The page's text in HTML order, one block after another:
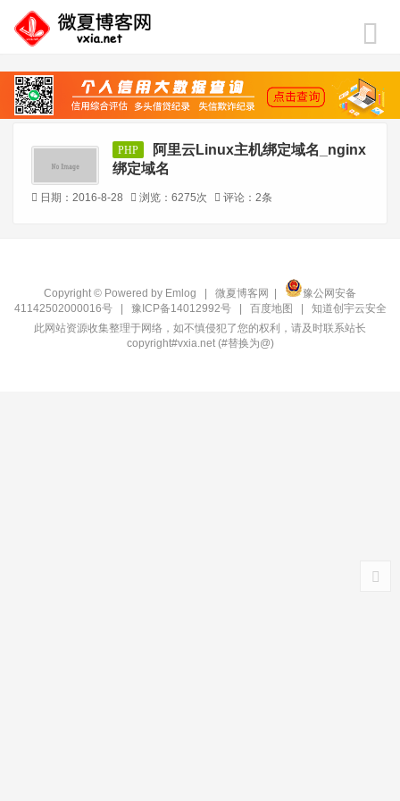
PHP
阿里云Linux主机绑定域名_nginx
绑定域名
日期：2016-8-28 浏览：6275次 评论：2条
Copyright © Powered by Emlog 微夏博客网
豫公网安备
41142502000016号| 豫ICP备14012992号 百度地图
知道创宇云安全
此网站资源收集整理于网络，如不慎侵犯了您的权利，请及时联系站长
copyright#vxia.net (#替换为@)‍